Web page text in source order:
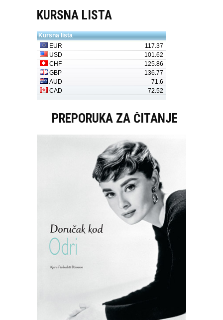
KURSNA LISTA
PREPORUKA ZA ČITANJE